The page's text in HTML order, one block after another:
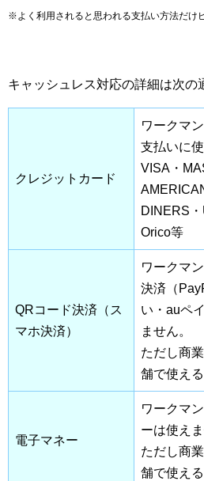
※よく利用されると思われる支払い方法だけ
キャッシュレス対応の詳細は次の
クレジットカード
ワークマ
支払いに使
VISA・
DINERS
Orico等
QRコード決済（ス
マホ決済）
ワークマ
決済（
い・auペ
ません。
ただし商
舗で使え
電子マネー
ワークマ
ーは使えま
ただし商
舗で使え